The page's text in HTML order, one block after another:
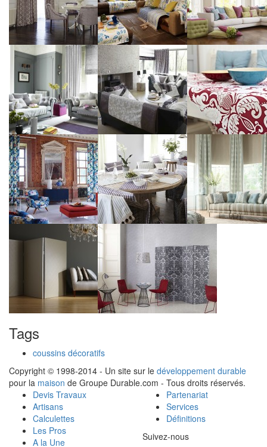
Tags
coussins décoratifs
Copyright © 1998-2014 - Un site sur le développement durable
pour la maison de Groupe Durable.com - Tous droits réservés.
Devis Travaux
Artisans
Calculettes
Les Pros
A la Une
Partenariat
Services
Définitions
Suivez-nous